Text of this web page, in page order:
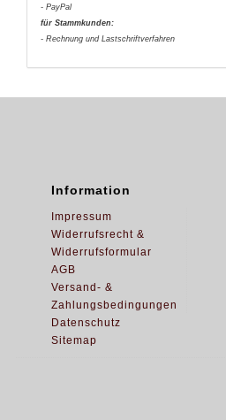
- PayPal
für Stammkunden:
- Rechnung und Lastschriftverfahren
Information
Impressum
Widerrufsrecht &
Widerrufsformular
AGB
Versand- &
Zahlungsbedingungen
Datenschutz
Sitemap